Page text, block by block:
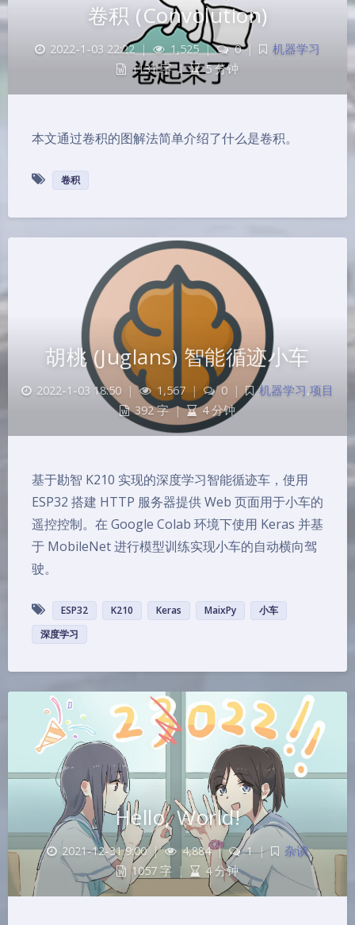
卷积 (Convolution)
2022-1-03 22:22 | 1,525 | 0 |
机器学习
1131 字 | 5 分钟
本文通过卷积的图解法简单介绍了什么是卷积。
卷积
胡桃 (Juglans) 智能循迹小车
2022-1-03 18:50 | 1,567 | 0 | 机器学习,项目
392 字 | 4 分钟
基于勘智 K210 实现的深度学习智能循迹车，使用
ESP32 搭建 HTTP 服务器提供 Web 页面用于小车的
遥控控制。在 Google Colab 环境下使用 Keras 并基
于 MobileNet 进行模型训练实现小车的自动横向驾
驶。
ESP32 K210 Keras MaixPy
小车
深度学习
Hello, World!
2021-12-31 9:00 | 4,884 | 1 |
杂谈
1057 字 | 4 分钟